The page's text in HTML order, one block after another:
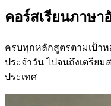
คอร์สเรียนภาษา
ครบทุกหลักสูตรตามเป้า
ประจำวัน ไปจนถึงเตรีย
ประเทศ